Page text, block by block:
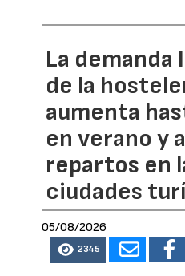
La demanda
de la
aumenta
en verano y
repartos en
ciudades
05/08/2026
2345